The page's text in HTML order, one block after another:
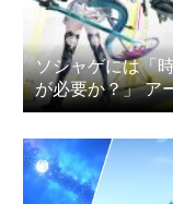
ソシャゲには「
が必要か？」 ア
プレイヤー達が